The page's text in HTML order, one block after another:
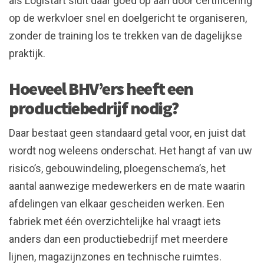
op de werkvloer snel en doelgericht te organiseren,
zonder de training los te trekken van de dagelijkse
praktijk.
Hoeveel BHV’ers heeft een
productiebedrijf nodig?
Daar bestaat geen standaard getal voor, en juist dat
wordt nog weleens onderschat. Het hangt af van uw
risico’s, gebouwindeling, ploegenschema’s, het
aantal aanwezige medewerkers en de mate waarin
afdelingen van elkaar gescheiden werken. Een
fabriek met één overzichtelijke hal vraagt iets
anders dan een productiebedrijf met meerdere
lijnen, magazijnzones en technische ruimtes.